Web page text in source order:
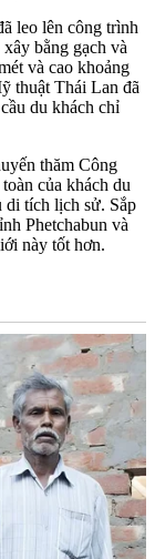
leo lên công trình
bằng gạch và
và cao khoảng
thuật Thái Lan đã
du khách chỉ
thăm Công
của khách du
di tích lịch sử. Sắp
Phetchabun và
này tốt hơn.